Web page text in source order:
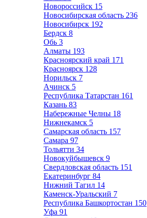
Новороссийск 15
Новосибирская область 236
Новосибирск 192
Бердск 8
Обь 3
Алматы 193
Красноярский край 171
Красноярск 128
Норильск 7
Ачинск 5
Республика Татарстан 161
Казань 83
Набережные Челны 18
Нижнекамск 5
Самарская область 157
Самара 97
Тольятти 34
Новокуйбышевск 9
Свердловская область 151
Екатеринбург 84
Нижний Тагил 14
Каменск-Уральский 7
Республика Башкортостан 150
Уфа 91